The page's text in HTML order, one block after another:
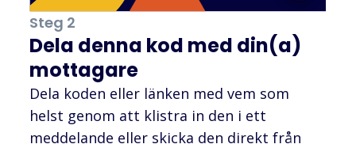
Steg 2
Dela denna kod med din(a)
mottagare
Dela koden eller länken med vem som
helst genom att klistra in den i ett
meddelande eller skicka den direkt från